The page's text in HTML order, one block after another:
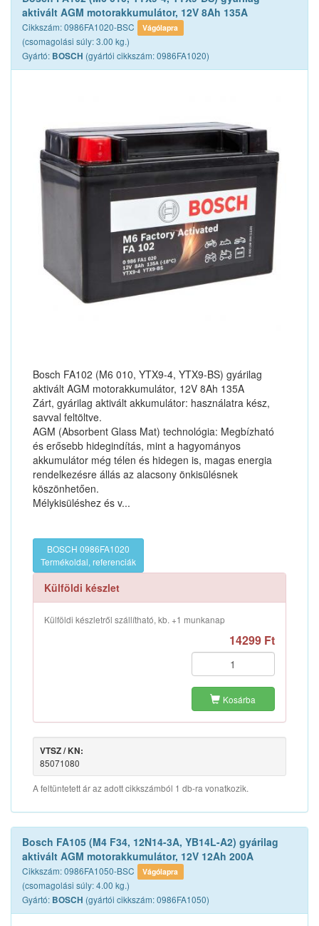
aktivált AGM motorakkumulátor, 12V 8Ah 135A
Cikkszám: 0986FA1020-BSC Vágólapra
(csomagolási súly: 3.00 kg.)
Gyártó: BOSCH (gyártói cikkszám: 0986FA1020)
Bosch FA102 (M6 010, YTX9-4, YTX9-BS) gyárilag
aktivált AGM motorakkumulátor, 12V 8Ah 135A
Zárt, gyárilag aktivált akkumulátor: használatra kész,
savval feltöltve.
AGM (Absorbent Glass Mat) technológia: Megbízható
és erősebb hidegindítás, mint a hagyományos
akkumulátor még télen és hidegen is, magas energia
rendelkezésre állás az alacsony önkisülésnek
köszönhetően.
Mélykisüléshez és v...
BOSCH 0986FA1020
Termékoldal, referenciák
Külföldi készlet
Külföldi készletről szállítható, kb. +1 munkanap
14299 Ft
Kosárba
VTSZ / KN:
85071080
A feltüntetett ár az adott cikkszámból 1 db-ra vonatkozik.
Bosch FA105 (M4 F34, 12N14-3A, YB14L-A2) gyárilag
aktivált AGM motorakkumulátor, 12V 12Ah 200A
Cikkszám: 0986FA1050-BSC Vágólapra
(csomagolási súly: 4.00 kg.)
Gyártó: BOSCH (gyártói cikkszám: 0986FA1050)